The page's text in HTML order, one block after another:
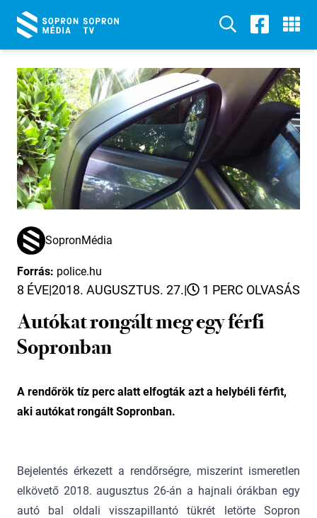
SopronMédia
Forrás: police.hu
8 ÉVE|2018. AUGUSZTUS. 27.| 1 PERC OLVASÁS
Autókat rongált meg egy férfi
Sopronban
A rendőrök tíz perc alatt elfogták azt a helybéli férfit,
aki autókat rongált Sopronban.
Bejelentés érkezett a rendőrségre, miszerint ismeretlen
elkövető 2018. augusztus 26-án a hajnali órákban egy
autó bal oldali visszapillantó tükrét letörte Sopron